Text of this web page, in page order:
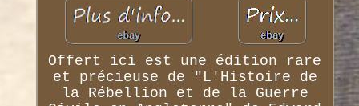
Offert ici est une édition rare
et précieuse de "L'Histoire de
la Rébellion et de la Guerre